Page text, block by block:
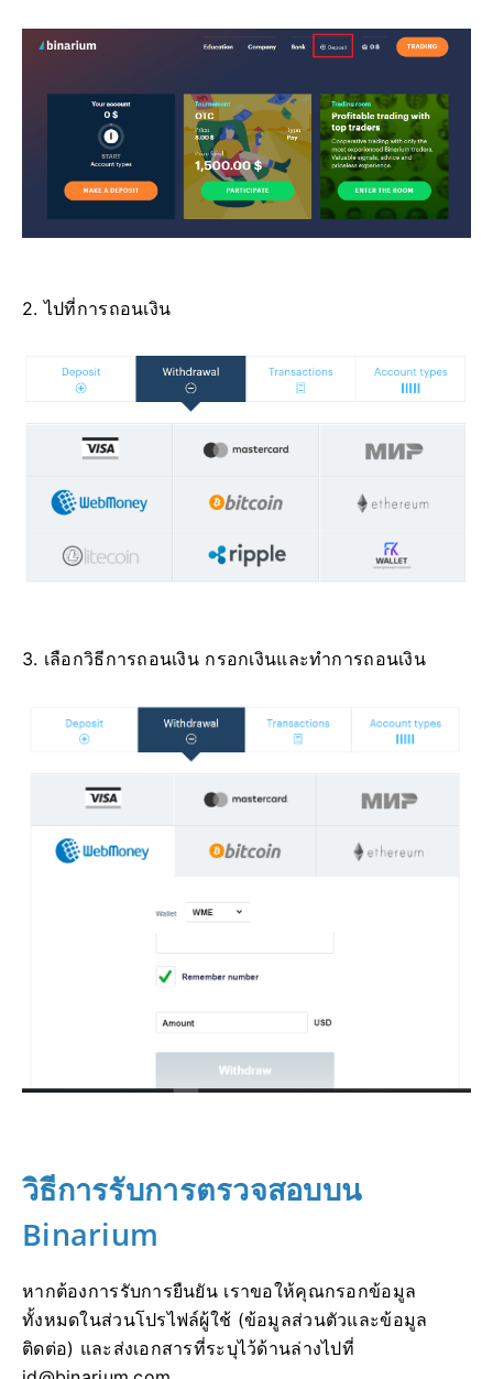
2. ไปที่การถอนเงิน
3. เลือกวิธีการถอนเงิน กรอกเงินและทำการถอนเงิน
วิธีการรับการตรวจสอบบน
Binarium
หากต้องการรับการยืนยัน เราขอให้คุณกรอกข้อมูล
ทั้งหมดในส่วนโปรไฟล์ผู้ใช้ (ข้อมูลส่วนตัวและข้อมูล
ติดต่อ) และส่งเอกสารที่ระบุไว้ด้านล่างไปที่